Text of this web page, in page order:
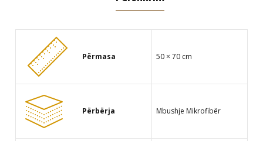
Përmasa 50 × 70 cm
Përbërja Mbushje Mikrofibër